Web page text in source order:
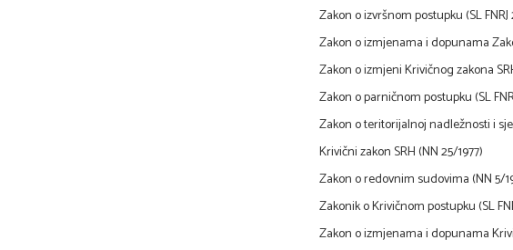
Zakon o izvršnom postupku (SL FNRJ
Zakon o izmjenama i dopunama
Zakon o izmjeni Krivičnog zakona
Zakon o parničnom postupku (SL
Zakon o teritorijalnoj nadležnosti i
Krivični zakon SRH (NN 25/1977)
Zakon o redovnim sudovima (NN 5/
Zakonik o Krivičnom postupku (SL
Zakon o izmjenama i dopunama